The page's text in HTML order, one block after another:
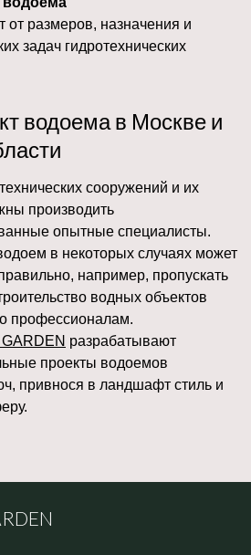
от размеров, назначения и
задач гидротехнических
водоема в Москве и
сооружений и их
производить
опытные специалисты.
в некоторых случаях может
например, пропускать
водных объектов
профессионалам.
разрабатывают
проекты водоемов
привнося в ландшафт стиль и